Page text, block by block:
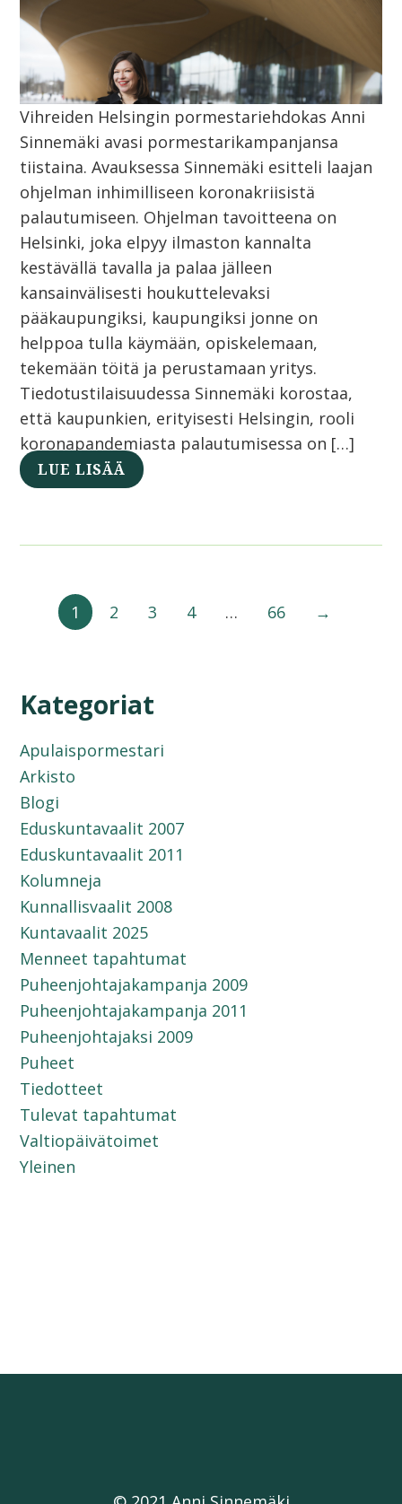
Vihreiden Helsingin pormestariehdokas Anni
Sinnemäki avasi pormestarikampanjansa
tiistaina. Avauksessa Sinnemäki esitteli laajan
ohjelman inhimilliseen koronakriisistä
palautumiseen. Ohjelman tavoitteena on
Helsinki, joka elpyy ilmaston kannalta
kestävällä tavalla ja palaa jälleen
kansainvälisesti houkuttelevaksi
pääkaupungiksi, kaupungiksi jonne on
helppoa tulla käymään, opiskelemaan,
tekemään töitä ja perustamaan yritys.
Tiedotustilaisuudessa Sinnemäki korostaa,
että kaupunkien, erityisesti Helsingin, rooli
koronapandemiasta palautumisessa on […]
LUE LISÄÄ
1 2 3 4 … 66 →
Kategoriat
Apulaispormestari
Arkisto
Blogi
Eduskuntavaalit 2007
Eduskuntavaalit 2011
Kolumneja
Kunnallisvaalit 2008
Kuntavaalit 2025
Menneet tapahtumat
Puheenjohtajakampanja 2009
Puheenjohtajakampanja 2011
Puheenjohtajaksi 2009
Puheet
Tiedotteet
Tulevat tapahtumat
Valtiopäivätoimet
Yleinen